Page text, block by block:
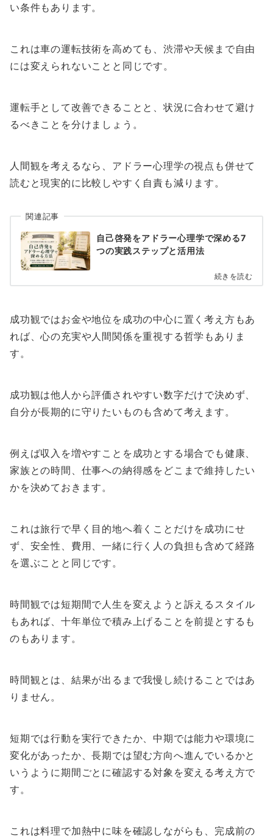
い条件もあります。
これは車の運転技術を高めても、渋滞や天候まで自由
には変えられないことと同じです。
運転手として改善できることと、状況に合わせて避け
るべきことを分けましょう。
人間観を考えるなら、アドラー心理学の視点も併せて
読むと現実的に比較しやすく自責も減ります。
関連記事
自己啓発をアドラー心理学で深める7
つの実践ステップと活用法
続きを読む
成功観ではお金や地位を成功の中心に置く考え方もあ
れば、心の充実や人間関係を重視する哲学もありま
す。
成功観は他人から評価されやすい数字だけで決めず、
自分が長期的に守りたいものも含めて考えます。
例えば収入を増やすことを成功とする場合でも健康、
家族との時間、仕事への納得感をどこまで維持したい
かを決めておきます。
これは旅行で早く目的地へ着くことだけを成功にせ
ず、安全性、費用、一緒に行く人の負担も含めて経路
を選ぶことと同じです。
時間観では短期間で人生を変えようと訴えるスタイル
もあれば、十年単位で積み上げることを前提とするも
のもあります。
時間観とは、結果が出るまで我慢し続けることではあ
りません。
短期では行動を実行できたか、中期では能力や環境に
変化があったか、長期では望む方向へ進んでいるかと
いうように期間ごとに確認する対象を変える考え方で
す。
これは料理で加熱中に味を確認しながらも、完成前の